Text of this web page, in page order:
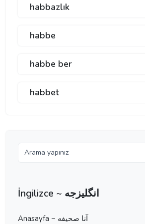
habbazlık
habbe
habbe ber
habbet
İngilizce ~ انگلیزجه
Anasayfa ~ آنا صحيفه